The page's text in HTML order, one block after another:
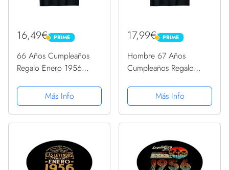
16,49€ PRIME
PRIME
66 Años Cumpleaños
Regalo Enero 1956
CamisetaMás Info
17,99€ PRIME
PRIME
Hombre 67 Años
Cumpleaños Regalo
Enero 67 Años Camiseta
Más Info